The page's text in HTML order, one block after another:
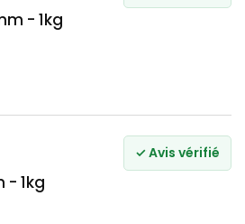
- 1kg
- 1kg
✓ Avis vérifié